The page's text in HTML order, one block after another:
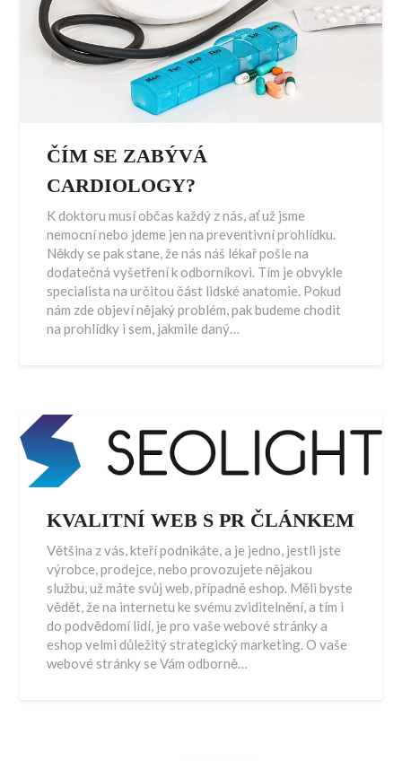
ČÍM SE ZABÝVÁ
CARDIOLOGY?
K doktoru musí občas každý z nás, ať už jsme
nemocní nebo jdeme jen na preventivní prohlídku.
Někdy se pak stane, že nás náš lékař pošle na
dodatečná vyšetření k odborníkovi. Tím je obvykle
specialista na určitou část lidské anatomie. Pokud
nám zde objeví nějaký problém, pak budeme chodit
na prohlídky i sem, jakmile daný…
KVALITNÍ WEB S PR ČLÁNKEM
Většina z vás, kteří podnikáte, a je jedno, jestli jste
výrobce, prodejce, nebo provozujete nějakou
službu, už máte svůj web, případně eshop. Měli byste
vědět, že na internetu ke svému zviditelnění, a tím i
do podvědomí lidí, je pro vaše webové stránky a
eshop velmi důležitý strategický marketing. O vaše
webové stránky se Vám odborně…